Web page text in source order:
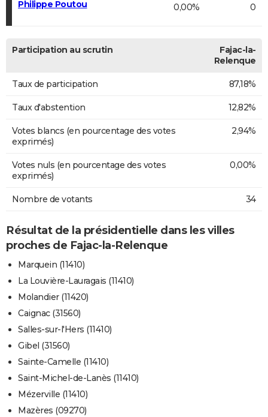
Philippe Poutou 0,00% 0
Participation au scrutin
Fajac-la-
Relenque
Taux de participation 87,18%
Taux d'abstention 12,82%
Votes blancs (en pourcentage des votes
exprimés)
2,94%
Votes nuls (en pourcentage des votes
exprimés)
0,00%
Nombre de votants 34
Résultat de la présidentielle dans les villes
proches de Fajac-la-Relenque
Marquein (11410)
La Louvière-Lauragais (11410)
Molandier (11420)
Caignac (31560)
Salles-sur-l'Hers (11410)
Gibel (31560)
Sainte-Camelle (11410)
Saint-Michel-de-Lanès (11410)
Mézerville (11410)
Mazères (09270)